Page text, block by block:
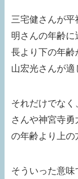
三宅健さんが
明さんの年齢
長より下の年
山宏光さんが適
それだけでな
さんや神宮寺
の年齢より上の
そういった意